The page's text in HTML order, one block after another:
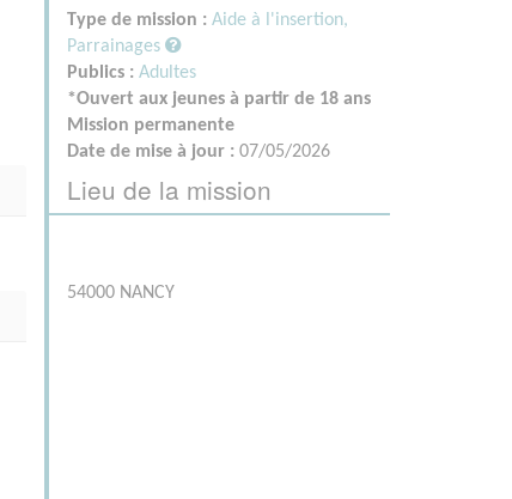
Type de mission : Aide à l'insertion,
Parrainages
Publics : Adultes
*Ouvert aux jeunes à partir de 18 ans
Mission permanente
Date de mise à jour : 07/05/2026
Lieu de la mission
54000 NANCY